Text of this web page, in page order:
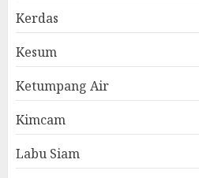
Kerdas
Kesum
Ketumpang Air
Kimcam
Labu Siam